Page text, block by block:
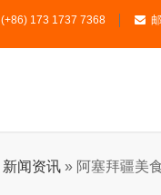
(+86) 173 1737 7368
新闻资讯 » 阿塞拜疆美